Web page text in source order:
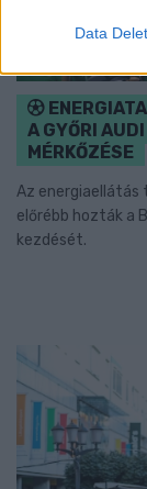
Data
A GYŐRI
MÉRKŐZÉSE
Az energiaellátás
előrébb hozták a
kezdését.